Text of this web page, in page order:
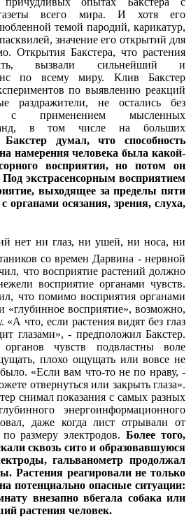
всего мира. И хотя его
темой пародий, карикатур,
значение его открытий для
Открытия Бакстера, что растения
вызвали сильнейший и
по всему миру. Клив Бакстер
по выявлению реакций
раздражители, не остались без
применением мысленных
в том числе на больших
думал, что способность
намерения человека была какой-
восприятия, но потом он
экстрасенсорным восприятием
выходящее за пределы пяти
осязания, зрения, слуха,
нет ни глаз, ни ушей, ни носа, ни
со времен Дарвина - нервной
что восприятие растений должно
восприятие органами чувств.
что помимо восприятия органами
«глубинное восприятие», возможно,
что, если растения видят без глаз
глазами», - предположил Бакстер.
чувств подвластны воле
плохо ощущать или вовсе не
«Если вам что-то не по нраву, -
отвернуться или закрыть глаза».
снимал показания с самых разных
энергоинформационного
даже когда лист отрывали от
размеру электродов. Более того,
сквозь сито и образовавшуюся
гальванометр продолжал
Растения реагировали не только
потенциально опасные ситуации:
внезапно вбегала собака или
растения человек.